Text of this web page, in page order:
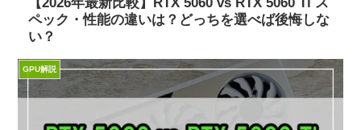
【2026年最新比較】RTX 5060 vs RTX 5060 Ti ス
ペック・性能の違いは？どっちを選べば後悔しな
い？
GPU解説